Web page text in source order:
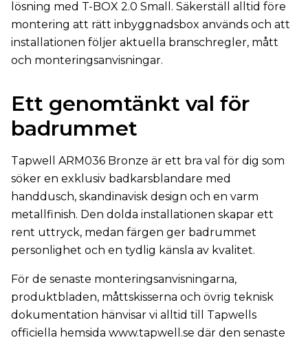
lösning med T-BOX 2.0 Small. Säkerställ alltid före
montering att rätt inbyggnadsbox används och att
installationen följer aktuella branschregler, mått
och monteringsanvisningar.
Ett genomtänkt val för
badrummet
Tapwell ARM036 Bronze är ett bra val för dig som
söker en exklusiv badkarsblandare med
handdusch, skandinavisk design och en varm
metallfinish. Den dolda installationen skapar ett
rent uttryck, medan färgen ger badrummet
personlighet och en tydlig känsla av kvalitet.
För de senaste monteringsanvisningarna,
produktbladen, måttskisserna och övrig teknisk
dokumentation hänvisar vi alltid till Tapwells
officiella hemsida www.tapwell.se där den senaste